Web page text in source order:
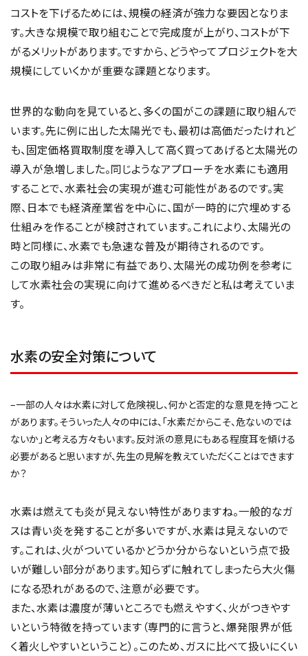
コストを下げるためには、規模の経済が強力な要因となりま
す。大きな規模で取り組むことで完成度が上がり、コストが下
がるメリットがあります。ですから、どうやってプロジェクトを大
規模にしていくかが重要な課題となります。
世界的な動向を見ていると、多くの国がこの課題に取り組んで
います。先に例に出した太陽光でも、最初は高価だったけれど
も、固定価格買取制度を導入して高く買ってあげると太陽光の
導入が急増しました。同じようなアプローチを水素にも適用
することで、水素社会の実現が進む可能性があるのです。実
際、日本でも経済産業省を中心に、国が一時的に穴埋めする
仕組みを作ることが検討されています。これにより、太陽光の
時と同様に、水素でも急速な普及が期待されるのです。
この取り組みは非常に有益であり、太陽光の成功例を参考に
して水素社会の実現に向けて進めるべきだと私は考えていま
す。
水素の安全対策について
–一部の人々は水素に対して危険視し、何かと否定的な意見を持つこと
があります。そういった人々の中には、「水素だからこそ、危ないのでは
ないか」と考える方々もいます。反対派の意見にもある程度耳を傾ける
必要があると思いますが、先生の見解を教えていただくことはできます
か？
水素は燃えても炎が見えない特性がありますね。一般的なガ
スは青い炎を発することが多いですが、水素は見えないので
す。これは、火がついているかどうか分からないという点で扱
いが難しい部分があります。知らずに触れてしまったら大火傷
になる恐れがあるので、注意が必要です。
また、水素は濃度が薄いところでも燃えやすく、火がつきやす
いという特徴を持っています（専門的に言うと、爆発限界が低
く着火しやすいということ）。このため、ガスに比べて扱いにくい